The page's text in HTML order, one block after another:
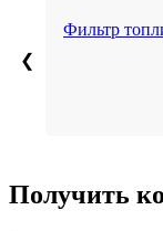
❮
Фильтр
Получить